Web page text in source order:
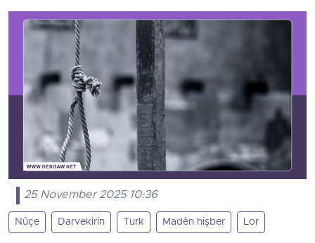
25 November 2025 10:36
Nûçe Darvekirin Turk Madên hişber Lor